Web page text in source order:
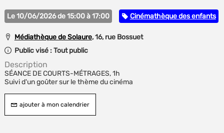
Le 10/06/2026 de 15:00 à 17:00 Catégorie
Cinémathèque des enfants
Médiathèque de Solaure, 16, rue Bossuet
Public visé :Tout public
Description
SÉANCE DE COURTS-MÉTRAGES, 1h
Suivi d'un goûter sur le thème du cinéma
ajouter à mon calendrier